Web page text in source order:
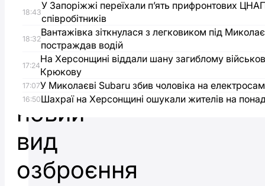
випробували
на
Одесі
новий
вид
озброєння
18:43
У Запоріжжі переїхали п’ять прифронтових
співробітників
18:32
Вантажівка зіткнулася з легковиком під
постраждав водій
17:24
На Херсонщині віддали шану загиблому
Крюкову
17:07У Миколаєві Subaru збив чоловіка на
16:50Шахраї на Херсонщині ошукали жителів на